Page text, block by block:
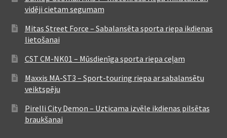
vidēji cietam segumam
Mitas Street Force – Sabalansēta sporta riepa ikdienas
lietošanai
CST CM-NK01 – Mūsdienīga sporta riepa ceļam
Maxxis MA-ST3 – Sport-touring riepa ar sabalansētu
veiktspēju
Pirelli City Demon – Uzticama izvēle ikdienas pilsētas
braukšanai